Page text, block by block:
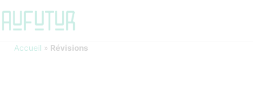
Accueil » Révisions